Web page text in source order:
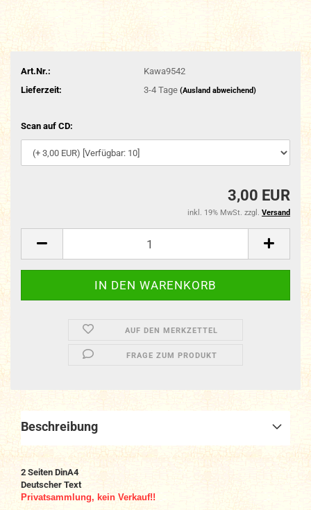
Art.Nr.:
Kawa9542
Lieferzeit:
3-4 Tage (Ausland abweichend)
Scan auf CD:
3,00 EUR
inkl. 19% MwSt. zzgl. Versand
AUF DEN MERKZETTEL
FRAGE ZUM PRODUKT
Beschreibung
2 Seiten DinA4
Deutscher Text
Privatsammlung, kein Verkauf!!